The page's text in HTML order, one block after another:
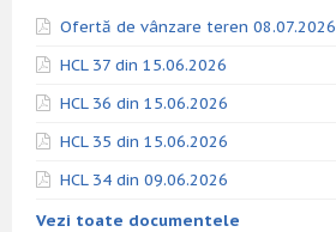
Ofertă de vânzare teren 08.07.2026
HCL 37 din 15.06.2026
HCL 36 din 15.06.2026
HCL 35 din 15.06.2026
HCL 34 din 09.06.2026
Vezi toate documentele